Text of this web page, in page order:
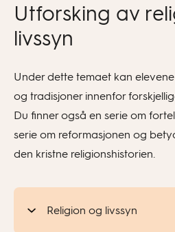
Utforsking av
livssyn
Under dette temaet kan
og tradisjoner innenfor
Du finner også en serie om
serie om reformasjonen og
den kristne religionshistorien.
Religion og livssyn